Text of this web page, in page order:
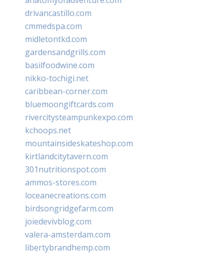
drivancastillo.com
cmmedspa.com
midletontkd.com
gardensandgrills.com
basilfoodwine.com
nikko-tochigi.net
caribbean-corner.com
bluemoongiftcards.com
rivercitysteampunkexpo.com
kchoops.net
mountainsideskateshop.com
kirtlandcitytavern.com
301nutritionspot.com
ammos-stores.com
loceanecreations.com
birdsongridgefarm.com
joiedevivblog.com
valera-amsterdam.com
libertybrandhemp.com